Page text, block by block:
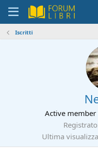
Iscritti
Active member
Registrato
Ultima